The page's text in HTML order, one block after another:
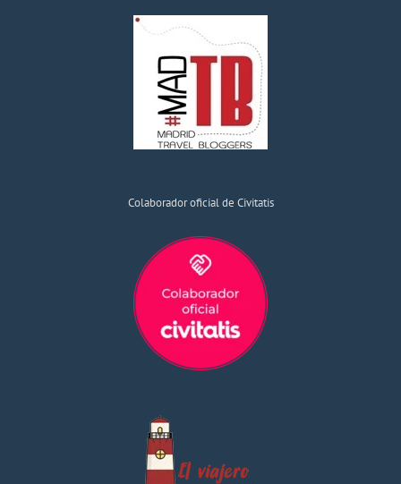
Colaborador oficial de Civitatis